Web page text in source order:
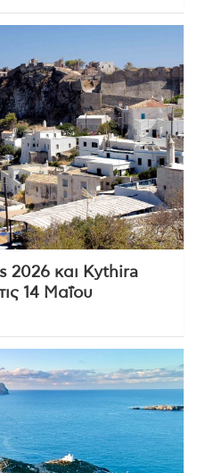
2026 και Kythira
14 Μαΐου